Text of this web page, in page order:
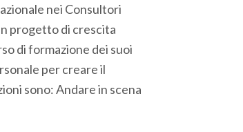
nei Consultori
progetto di crescita
di formazione dei suoi
per creare il
sono: Andare in scena